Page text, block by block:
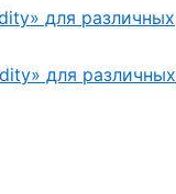
для различных
для различных